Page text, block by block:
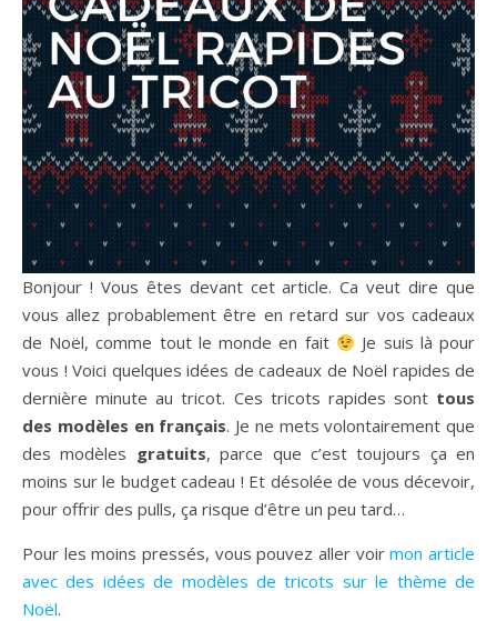
Bonjour ! Vous êtes devant cet article. Ca veut dire que
vous allez probablement être en retard sur vos cadeaux
de Noël, comme tout le monde en fait
Je suis là pour
vous ! Voici quelques idées de cadeaux de Noël rapides de
dernière minute au tricot. Ces tricots rapides sont tous
des modèles en français. Je ne mets volontairement que
des modèles gratuits, parce que c’est toujours ça en
moins sur le budget cadeau ! Et désolée de vous décevoir,
pour offrir des pulls, ça risque d’être un peu tard…
Pour les moins pressés, vous pouvez aller voirmon article
avec des idées de modèles de tricots sur le thème de
Noël.